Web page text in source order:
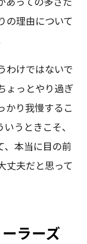
の理由について
わけではないで
ょっとやり過ぎ
かり我慢するこ
うときこそ、
、本当に目の前
丈夫だと思って
ラーズ